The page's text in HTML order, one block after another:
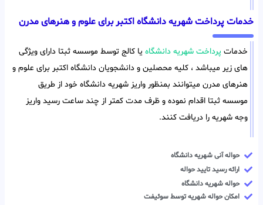
خدمات پرداخت شهریه دانشگاه اکتبر برای علوم و هنرهای مدرن
خدمات پرداخت شهریه دانشگاه یا کالج توسط موسسه ثبتا دارای ویژگی
های زیر میباشد ، کلیه محصلین و دانشجویان دانشگاه اکتبر برای علوم و
هنرهای مدرن میتوانند بمنظور واریز شهریه دانشگاه خود از طریق
موسسه ثبتا اقدام نموده و ظرف مدت کمتر از چند ساعت رسید واریز
وجه شهریه را دریافت کنند.
حواله آنی شهریه دانشگاه
ارائه رسید تایید حواله
حواله شهریه دانشگاه
امکان حواله شهریه توسط سوئیفت